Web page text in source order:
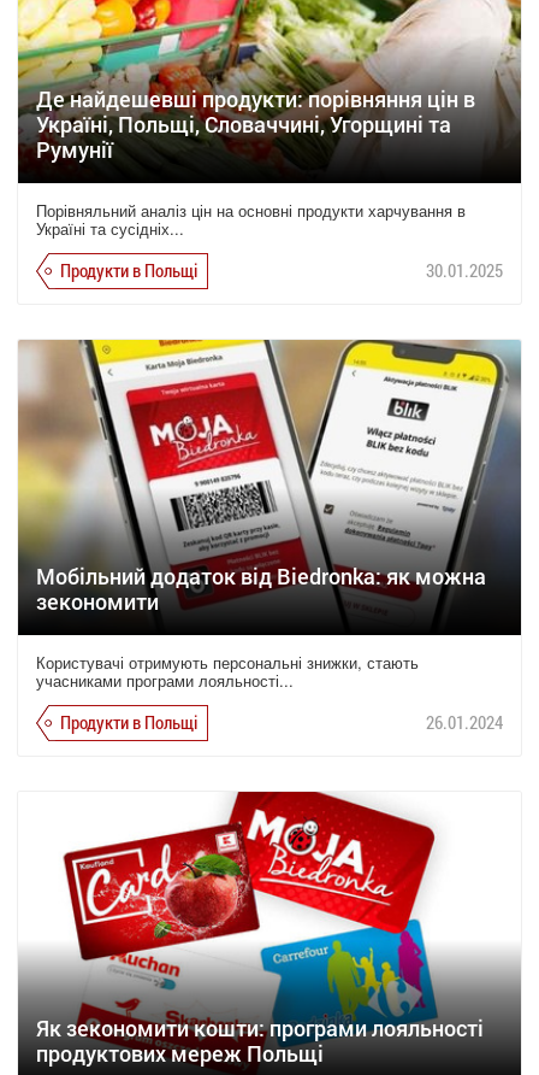
Де найдешевші продукти: порівняння цін в
Україні, Польщі, Словаччині, Угорщині та
Румунії
Порівняльний аналіз цін на основні продукти харчування в
Україні та сусідніх...
Продукти в Польщі 30.01.2025
Мобільний додаток від Biedronka: як можна
зекономити
Користувачі отримують персональні знижки, стають
учасниками програми лояльності...
Продукти в Польщі 26.01.2024
Як зекономити кошти: програми лояльності
продуктових мереж Польщі